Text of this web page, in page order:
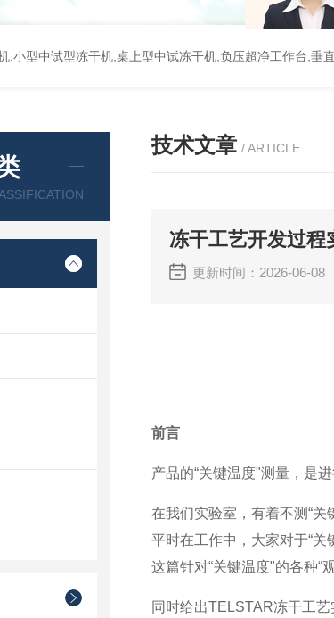
,小型中试型冻干机,桌上型中试冻干机,负压超净工作台,垂
技术文章 / ARTICLE
冻干工艺开发过程
更新时间：2026-06-
前言
产品的“关键温度"测量，是
在我们实验室，有着不测“关
平时在工作中，大家对于“关
这篇针对“关键温度"的各种“
同时给出TELSTAR冻干工艺